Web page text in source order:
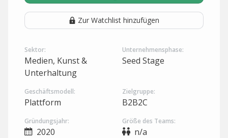
Zur Watchlist hinzufügen
Sektor:
Medien, Kunst &
Unterhaltung
Unternehmensphase:
Seed Stage
Geschäftsmodell:
Plattform
Zielgruppe:
B2B2C
Gründungsjahr:
2020
Größe des Teams:
n/a